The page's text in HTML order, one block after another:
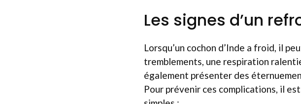
Les signes d’un
Lorsqu’un cochon d’Inde a froid, il
tremblements, une respiration
également présenter des
Pour prévenir ces complications, il